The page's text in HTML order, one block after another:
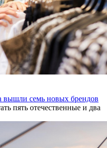
вышли семь новых брендов
пять отечественные и два